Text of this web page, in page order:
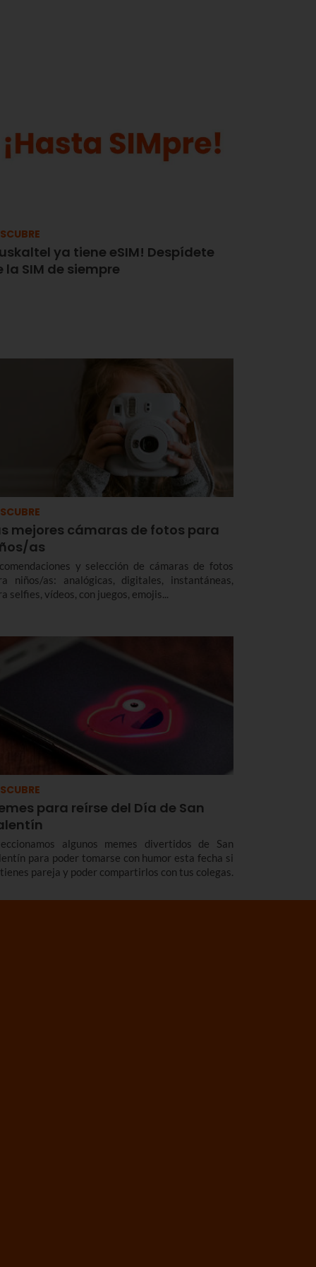
ya tiene eSIM! Despídete
la SIM de siempre
mejores cámaras de fotos para
as
y selección de cámaras de fotos
niños/as: analógicas, digitales, instantáneas,
selfies, vídeos, con juegos, emojis...
para reírse del Día de San
algunos memes divertidos de San
para poder tomarse con humor esta fecha si
pareja y poder compartirlos con tus colegas.